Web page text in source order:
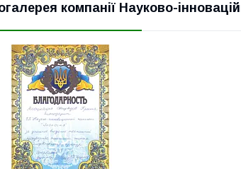
компанії Науково-